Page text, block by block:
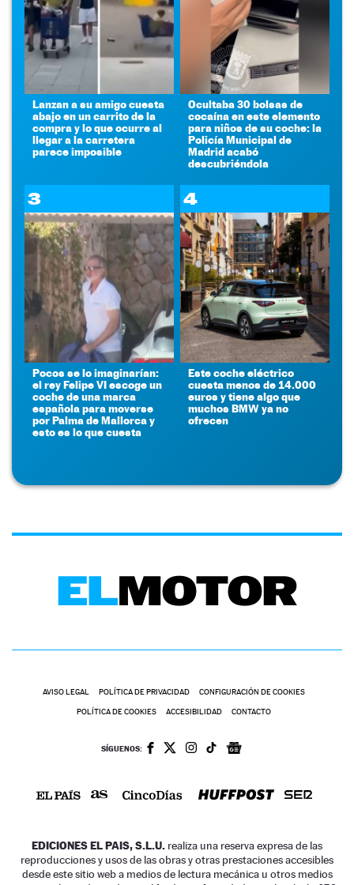
Lanzan a su amigo cuesta
abajo en un carrito de la
compra y lo que ocurre al
llegar a la carretera
parece imposible
Ocultaba 30 bolsas de
cocaína en este elemento
para niños de su coche: la
Policía Municipal de
Madrid acabó
descubriéndola
3
Pocos se lo imaginarían:
el rey Felipe VI escoge un
coche de una marca
española para moverse
por Palma de Mallorca y
esto es lo que cuesta
4
Este coche eléctrico
cuesta menos de 14.000
euros y tiene algo que
muchos BMW ya no
ofrecen
AVISO LEGAL POLÍTICA DE PRIVACIDAD CONFIGURACIÓN DE COOKIES
POLÍTICA DE COOKIES ACCESIBILIDAD CONTACTO
SÍGUENOS:
EDICIONES EL PAIS, S.L.U. realiza una reserva expresa de las
reproducciones y usos de las obras y otras prestaciones accesibles
desde este sitio web a medios de lectura mecánica u otros medios